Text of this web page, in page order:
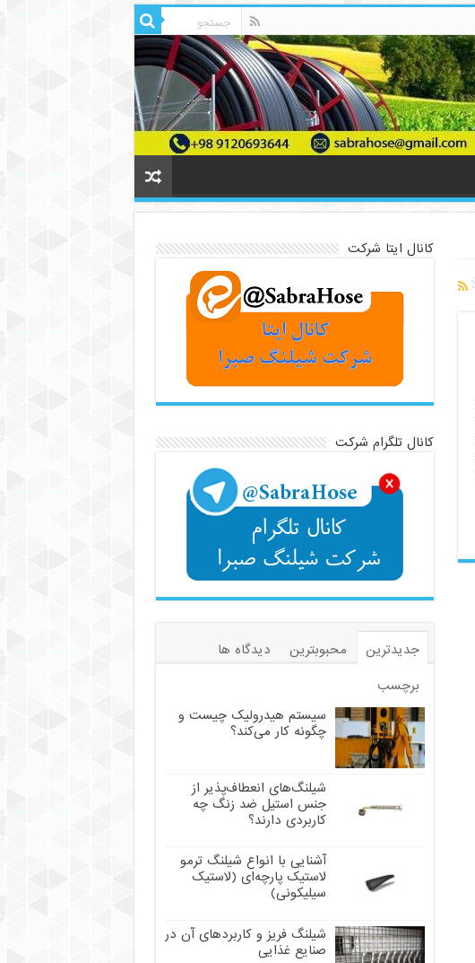
کانال ایتا شرکت
کانال تلگرام شرکت
جدیدترین محبوبترین
دیدگاه ها
برچسب
سیستم هیدرولیک چیست و
چگونه کار می‌کند؟
شیلنگ‌های انعطاف‌پذیر از
جنس استیل ضد زنگ چه
کاربردی دارند؟
آشنایی با انواع شیلنگ ترمو
لاستیک پارچه‌ای (لاستیک
سیلیکونی)
شیلنگ فریز و کاربردهای آن در
صنایع غذایی